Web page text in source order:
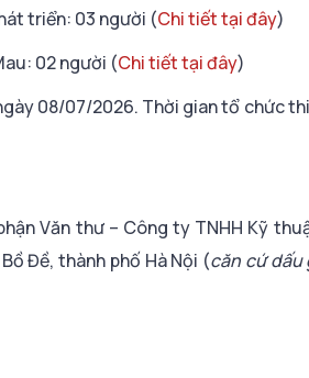
triển: 03 người (Chi tiết tại đây)
02 người (Chi tiết tại đây)
08/07/2026. Thời gian tổ chức
Văn thư – Công ty TNHH Kỹ
Đề, thành phố Hà Nội (căn cứ dấu